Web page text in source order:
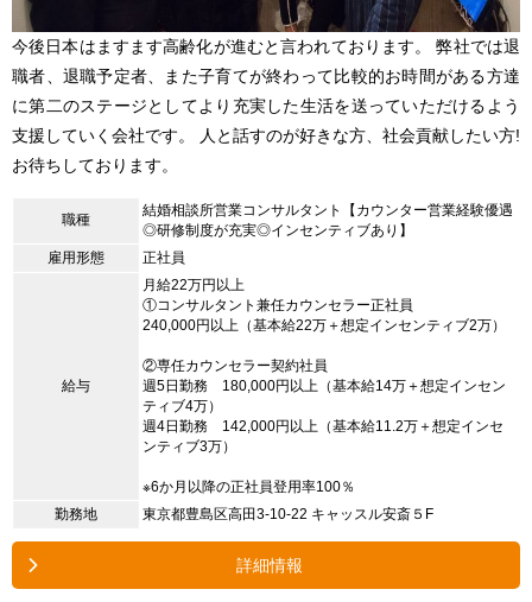
今後日本はますます高齢化が進むと言われております。 弊社では退
職者、退職予定者、また子育てが終わって比較的お時間がある方達
に第二のステージとしてより充実した生活を送っていただけるよう
支援していく会社です。 人と話すのが好きな方、社会貢献したい方!
お待ちしております。
職種
結婚相談所営業コンサルタント【カウンター営業経験優遇
◎研修制度が充実◎インセンティブあり】
雇用形態
正社員
給与
月給22万円以上
①コンサルタント兼任カウンセラー正社員
240,000円以上（基本給22万＋想定インセンティブ2万）
②専任カウンセラー契約社員
週5日勤務 180,000円以上（基本給14万＋想定インセン
ティブ4万）
週4日勤務 142,000円以上（基本給11.2万＋想定インセ
ンティブ3万）
※6か月以降の正社員登用率100％
勤務地
東京都豊島区高田3-10-22 キャッスル安斎５F
詳細情報